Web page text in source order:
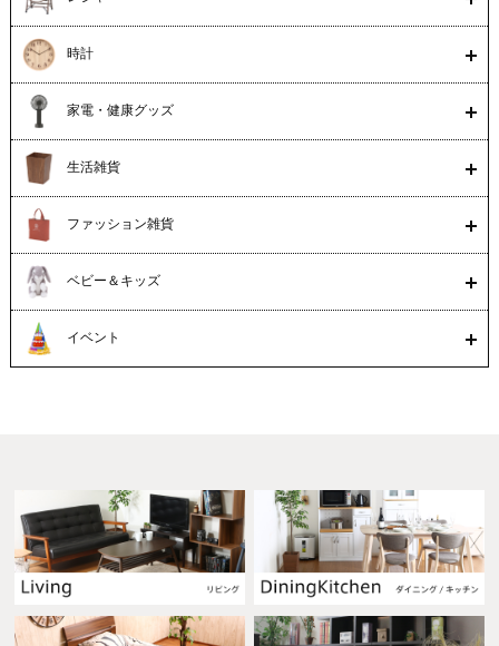
時計
家電・健康グッズ
生活雑貨
ファッション雑貨
ベビー＆キッズ
イベント